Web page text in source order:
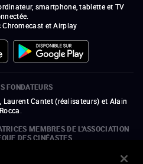
smartphone, tablette et TV
et Airplay
FONDATEURS
Laurent Cantet (réalisateurs) et Alain
Rocca.
MEMBRES DE L'ASSOCIATION
DES CINÉASTES
Michel Hazanavicius (représentant de
Buch (représentant de la SRF)